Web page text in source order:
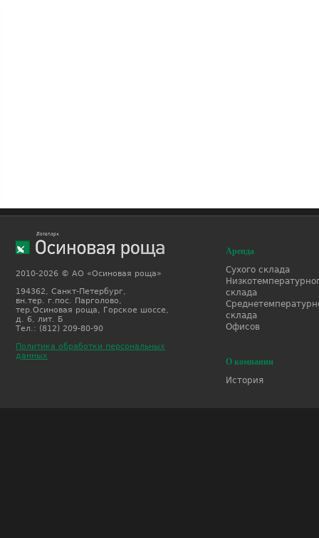
2010-2026 © АО «Осиновая роща»
194362, Санкт-Петербург,
вн.тер. г.пос. Парголово,
тер.Осиновая роща, Горское шоссе,
д. 6, лит. Б
Тел.: (812) 209-80-90
Политика обработки персональных
данных
Аренда
Сухого склада
склада
склада
Офисов
О компании
История